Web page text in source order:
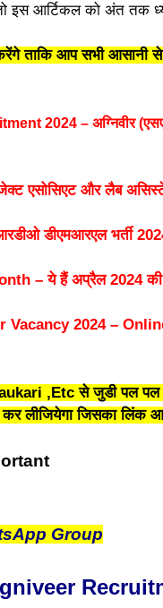
इस आर्टिकल को अंत तक
ताकि आप सभी आसानी से
2024 – अग्निवीर
एसोसिएट और लैब
डीएमआरएल भर्ती
– ये हैं अप्रैल 2024 की
2024 –
,Etc से जुडी पल पल
जिसका लिंक
Group